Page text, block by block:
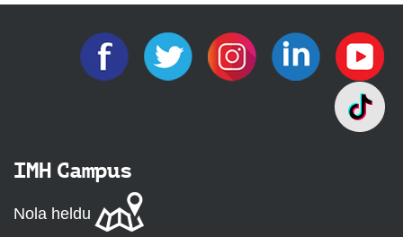
IMH Campus
Nola heldu